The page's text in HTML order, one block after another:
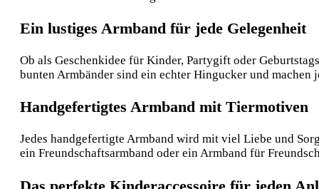
Ein lustiges Armband für jede Gelegenheit
Ob als Geschenkidee für Kinder, Partygift oder
bunten Armbänder sind ein echter Hingucker und machen
Handgefertigtes Armband mit Tiermotiven
Jedes handgefertigte Armband wird mit viel Liebe und
ein Freundschaftsarmband oder ein Armband für